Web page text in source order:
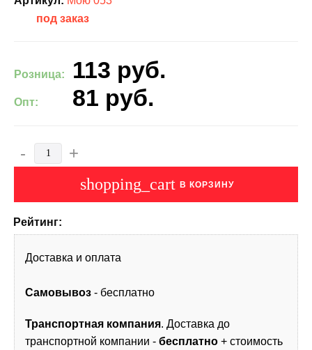
под заказ
Розница: 113 руб.
Опт: 81 руб.
- +
shopping_cart В КОРЗИНУ
Рейтинг:
Доставка и оплата
Самовывоз - бесплатно
Транспортная компания. Доставка до
транспортной компании - бесплатно + стоимость